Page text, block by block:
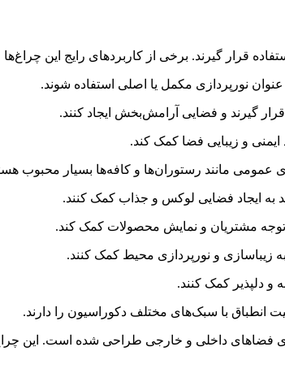
قرار گیرند. برخی از کاربردهای رایج این چراغ‌ها
انطباق با سبک‌های مختلف دکوراسیون را دارند.
فضاهای داخلی و خارجی طراحی شده است. این